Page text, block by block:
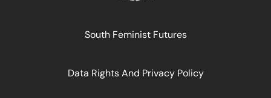
South Feminist Futures
Data Rights And Privacy Policy